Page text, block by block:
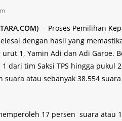
– Proses Pemilihan
dengan hasil yang
1, Yamin Adi dan Adi Garoe.
dari tim Saksi TPS hingga pukul
atau sebanyak 38.554
17 persen suara atau